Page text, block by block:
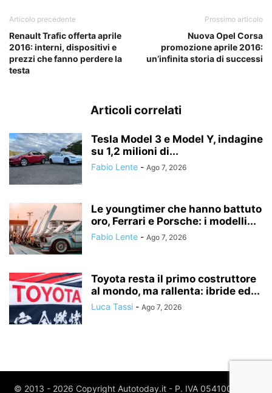
Articolo precedente
Renault Trafic offerta aprile
2016: interni, dispositivi e
prezzi che fanno perdere la
testa
Prossimo articolo
Nuova Opel Corsa
promozione aprile 2016:
un’infinita storia di successi
Articoli correlati
Tesla Model 3 e Model Y, indagine
su 1,2 milioni di...
Fabio Lente - Ago 7, 2026
Le youngtimer che hanno battuto
oro, Ferrari e Porsche: i modelli...
Fabio Lente - Ago 7, 2026
Toyota resta il primo costruttore
al mondo, ma rallenta: ibride ed...
Luca Tassi - Ago 7, 2026
© 2013 - 2026 Copyright Autotoday.it - P. IVA 05410020969